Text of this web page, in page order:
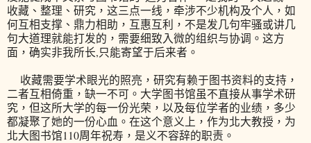
收藏、整理、研究，这三点一线，牵涉不少机构及个人，如
何互相支撑、鼎力相助，互惠互利，不是发几句牢骚或讲几
句大道理就能打发的，需要细致入微的组织与协调。这方
面，确实非我所长,只能寄望于后来者。
收藏需要学术眼光的照亮，研究有赖于图书资料的支持，
二者互相倚重，缺一不可。大学图书馆虽不直接从事学术研
究，但这所大学的每一份光荣，以及每位学者的业绩，多少
都凝聚了她的一份心血。在这个意义上，作为北大教授，为
北大图书馆110周年祝寿，是义不容辞的职责。